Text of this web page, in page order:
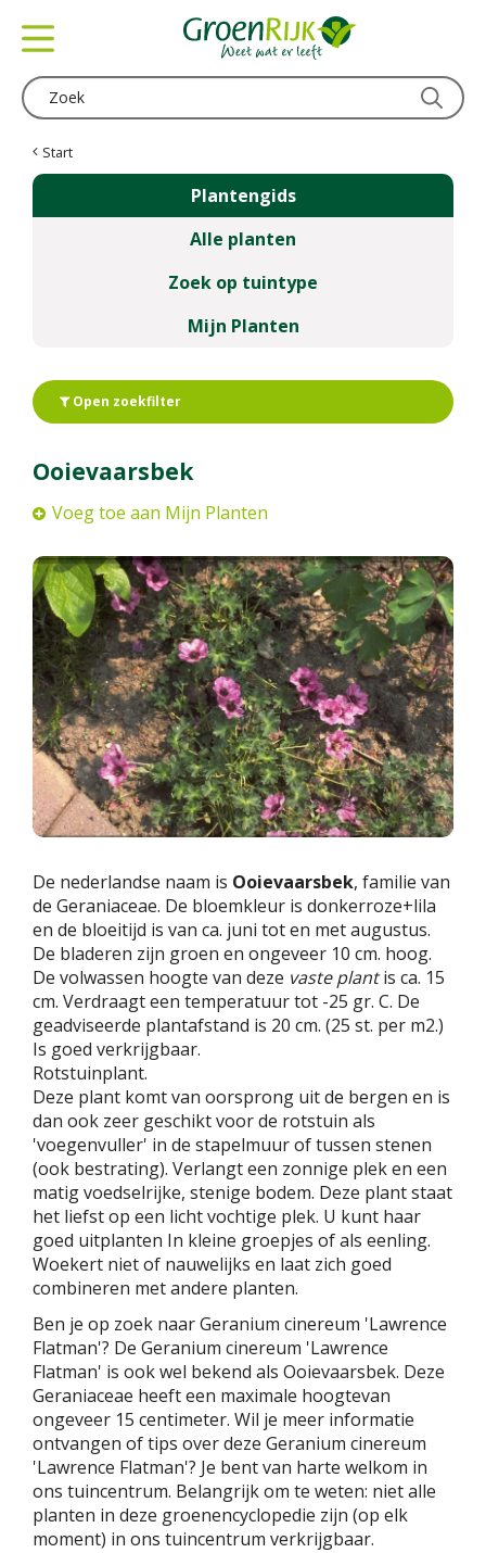
Start
Plantengids
Alle planten
Zoek op tuintype
Mijn Planten
Open zoekfilter
Ooievaarsbek
Voeg toe aan Mijn Planten
De nederlandse naam is Ooievaarsbek, familie van
de Geraniaceae. De bloemkleur is donkerroze+lila
en de bloeitijd is van ca. juni tot en met augustus.
De bladeren zijn groen en ongeveer 10 cm. hoog.
De volwassen hoogte van deze vaste plantis ca. 15
cm. Verdraagt een temperatuur tot -25 gr. C. De
geadviseerde plantafstand is 20 cm. (25 st. per m2.)
Is goed verkrijgbaar.
Rotstuinplant.
Deze plant komt van oorsprong uit de bergen en is
dan ook zeer geschikt voor de rotstuin als
'voegenvuller' in de stapelmuur of tussen stenen
(ook bestrating). Verlangt een zonnige plek en een
matig voedselrijke, stenige bodem. Deze plant staat
het liefst op een licht vochtige plek. U kunt haar
goed uitplanten In kleine groepjes of als eenling.
Woekert niet of nauwelijks en laat zich goed
combineren met andere planten.
Ben je op zoek naar Geranium cinereum 'Lawrence
Flatman'? De Geranium cinereum 'Lawrence
Flatman' is ook wel bekend als Ooievaarsbek. Deze
Geraniaceae heeft een maximale hoogtevan
ongeveer 15 centimeter. Wil je meer informatie
ontvangen of tips over deze Geranium cinereum
'Lawrence Flatman'? Je bent van harte welkom in
ons tuincentrum. Belangrijk om te weten: niet alle
planten in deze groenencyclopedie zijn (op elk
moment) in ons tuincentrum verkrijgbaar.